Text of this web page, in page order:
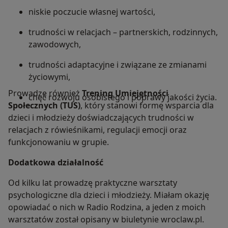
niskie poczucie własnej wartości,
trudności w relacjach – partnerskich, rodzinnych,
zawodowych,
trudności adaptacyjne i związane ze zmianami
życiowymi,
chęć rozwoju osobistego i poprawy jakości życia.
Prowadzę również Trening Umiejętności
Społecznych (TUS), który stanowi formę wsparcia dla
dzieci i młodzieży doświadczających trudności w
relacjach z rówieśnikami, regulacji emocji oraz
funkcjonowaniu w grupie.
Dodatkowa działalność
Od kilku lat prowadzę praktyczne warsztaty
psychologiczne dla dzieci i młodzieży. Miałam okazję
opowiadać o nich w Radio Rodzina, a jeden z moich
warsztatów został opisany w biuletynie wroclaw.pl.